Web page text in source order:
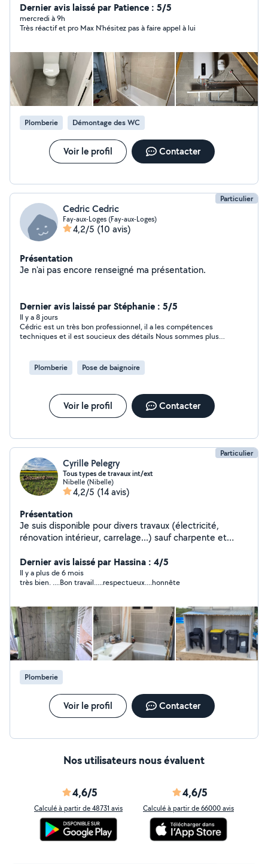
de bain clé en main - installation de chauffage -
Dépannage - VMC
Dernier avis laissé par Patience : 5/5
mercredi à 9h
Très réactif et pro Max N’hésitez pas à faire appel à lui
Plomberie Démontage des WC
Voir le profil Contacter
Particulier
Cedric Cedric
Fay-aux-Loges (Fay-aux-Loges)
4,2/5 (10 avis)
Présentation
Je n'ai pas encore renseigné ma présentation.
Dernier avis laissé par Stéphanie : 5/5
Il y a 8 jours
Cédric est un très bon professionnel, il a les compétences
techniques et il est soucieux des détails Nous sommes plus
satisfaits
Plomberie Pose de baignoire
Voir le profil Contacter
Particulier
Cyrille Pelegry
Tous types de travaux int/ext
Nibelle (Nibelle)
4,2/5 (14 avis)
Présentation
Je suis disponible pour divers travaux (électricité,
rénovation intérieur, carrelage...) sauf charpente et
extérieur.Contactez moi pour plus de renseignement.
Dernier avis laissé par Hassina : 4/5
Il y a plus de 6 mois
très bien. ....Bon travail.....respectueux....honnête
Plomberie
Voir le profil Contacter
Nos utilisateurs nous évaluent
4,6/5
Calculé à partir de 48731 avis
4,6/5
Calculé à partir de 66000 avis